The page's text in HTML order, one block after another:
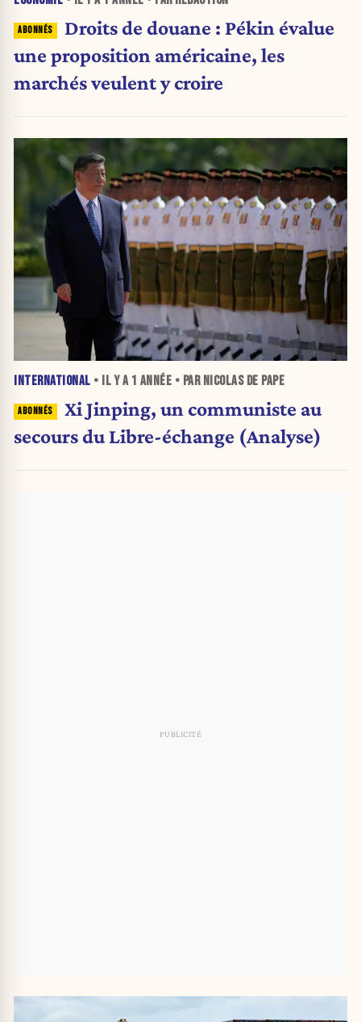
Droits de douane : Pékin évalue
une proposition américaine, les
marchés veulent y croire
INTERNATIONAL • IL Y A 1 ANNÉE • PAR NICOLAS DE PAPE
Xi Jinping, un communiste au
secours du Libre-échange (Analyse)